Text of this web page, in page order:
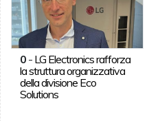
0- LG Electronics rafforza
la struttura organizzativa
della divisione Eco
Solutions